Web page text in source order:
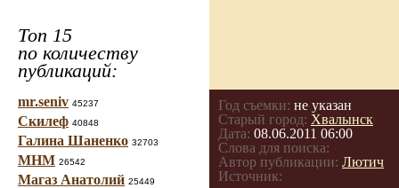
Топ 15
по количеству
публикаций:
mr.seniv 45237
Скилеф 40848
Галина Шаненко 32703
МНМ 26542
Магаз Анатолий 25449
Год съемки: не указан
Старый город: Хвалынск
Дата: 08.06.2011 06:00
Слова для поиска:
Автор публикации: Лютич
Источник: